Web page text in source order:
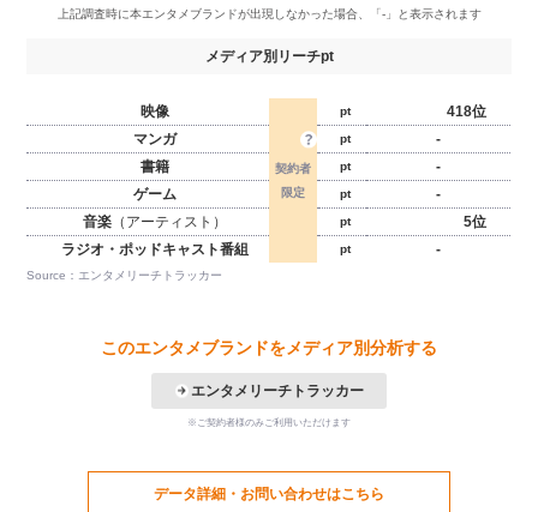
メディア別リーチpt
映像 pt
418位
マンガ
pt
-
書籍
pt
-
ゲーム
pt
-
音楽（アーティスト） pt
5位
ラジオ・ポッドキャスト番組
pt -
Source：エンタメリーチトラッカー
このエンタメブランドをメディア別分析する
エンタメリーチトラッカー
※ご契約者様のみご利用いただけます
データ詳細・お問い合わせはこちら